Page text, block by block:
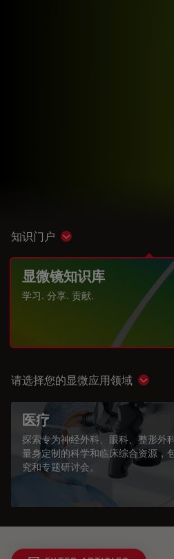
知识门户 Show subnavigation
显微镜知识库
学习. 分享. 贡献.
请选择您的显微应用领域 Show
医疗
探索专为神经外科、眼科、整形外
量身定制的科学和临床综合资源，
究和专题研讨会。